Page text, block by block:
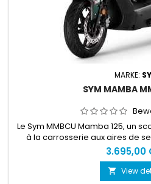
MARKE:
SYM MAMBA
Le Sym MMBCU Mamba 125, un
à la carrosserie aux aires de
SERVICE CLEFS EN MAINS
D'ACHAT EN LIGNE Plus
3.695,00
 View